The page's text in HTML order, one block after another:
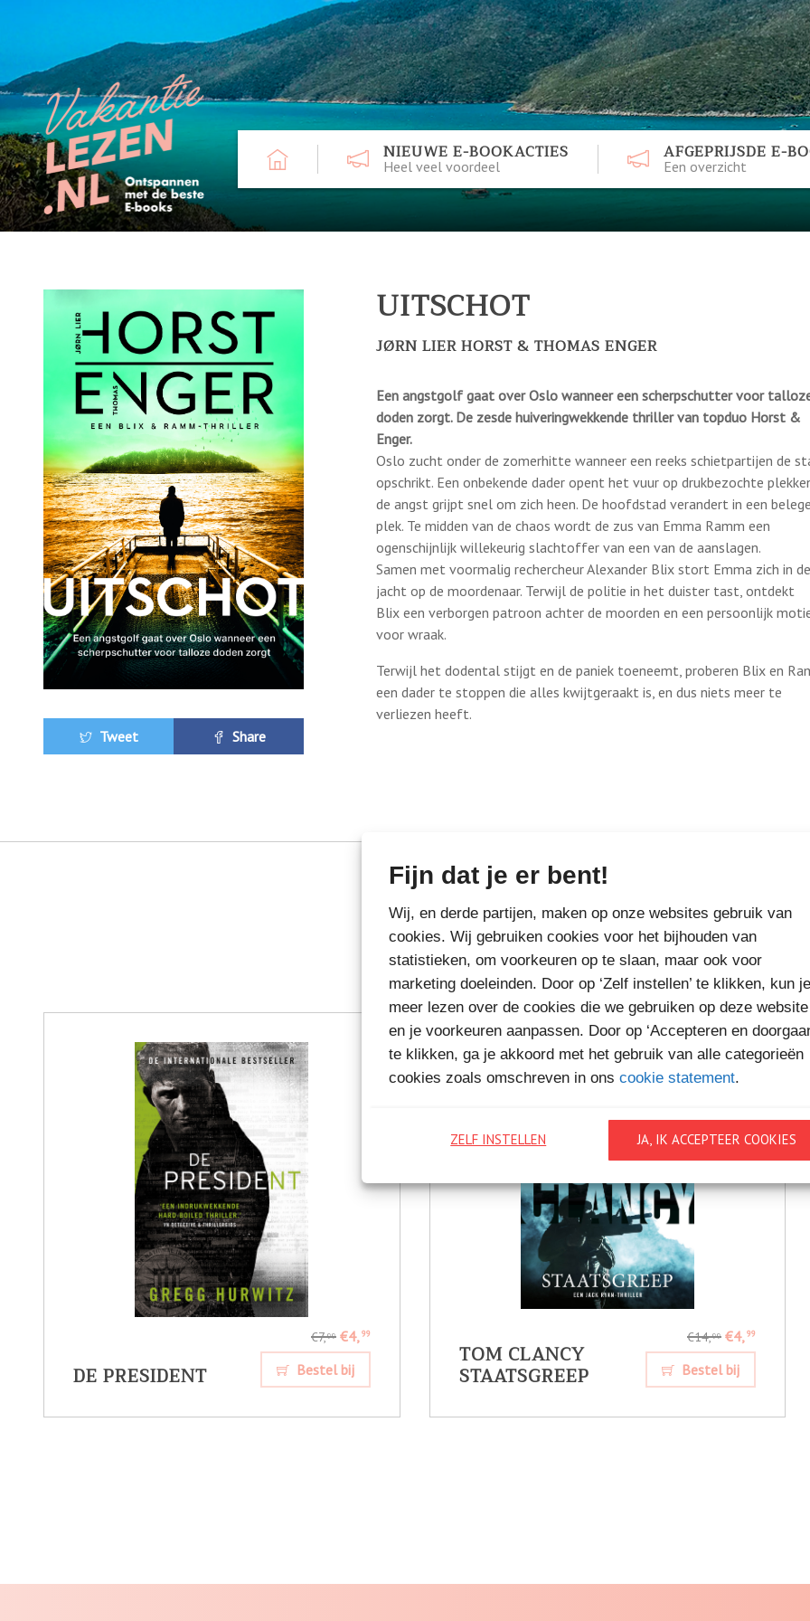
Fijn dat je er bent!
Wij, en derde partijen, maken op onze websites gebruik van
cookies. Wij gebruiken cookies voor het bijhouden van
statistieken, om voorkeuren op te slaan, maar ook voor
marketing doeleinden. Door op ‘Zelf instellen’ te klikken, kun je
meer lezen over de cookies die we gebruiken op deze website
en je voorkeuren aanpassen. Door op ‘Accepteren en
te klikken, ga je akkoord met het gebruik van alle categorieën
cookies zoals omschreven in ons cookie statement.
JA, IK ACCEPTEER COOKIES
ZELF INSTELLEN
NIEUWE E-BOOKACTIES
Heel veel voordeel
AFGEPRIJSDE E-
Een overzicht
Tweet Share
UITSCHOT
JØRN LIER HORST & THOMAS ENGER
Een angstgolf gaat over Oslo wanneer een scherpschutter voor
doden zorgt. De zesde huiveringwekkende thriller van topduo Horst &
Enger.
Oslo zucht onder de zomerhitte wanneer een reeks schietpartijen de
opschrikt. Een onbekende dader opent het vuur op drukbezochte
de angst grijpt snel om zich heen. De hoofdstad verandert in een
plek. Te midden van de chaos wordt de zus van Emma Ramm een
ogenschijnlijk willekeurig slachtoffer van een van de aanslagen.
Samen met voormalig rechercheur Alexander Blix stort Emma zich in de
jacht op de moordenaar. Terwijl de politie in het duister tast, ontdekt
Blix een verborgen patroon achter de moorden en een persoonlijk
voor wraak.
Terwijl het dodental stijgt en de paniek toeneemt, proberen Blix en
een dader te stoppen die alles kwijtgeraakt is, en dus niets meer te
verliezen heeft.
MEER BOEKEN VAN
VAKANTIELEZEN
DE PRESIDENT
€7,99 €4,99
Bestel bij TOM CLANCY
STAATSGREEP
€14,99 €4,99
Bestel bij